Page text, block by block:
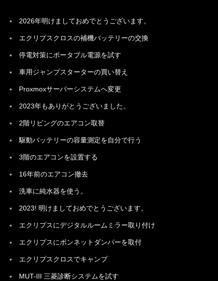
2026年明けましておめでとうございます。
エクリプスクロスの補機バッテリーの交換
停電対策にポータブル電源を試す
車用ジャンプスターターの買い替え
Proxmoxサーバーシステムへ変更
2023年もありがとうございました。
2階リビングのエアコン取替
駆動バッテリーの容量測定を自分で行う
3階のエアコンを設置する
16年前のエアコン撤去
洗車に純水器を使う。
2023! 明けましておめでとうございます。
エクリプスにデジタルルームミラー取り付け
エクリプスにボンネットダンパーを取付
エクリプスクロスでキャンプ
MUT-III 三菱診断システムを試す